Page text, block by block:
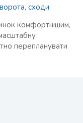
сходи
комфортнішим,
перепланувати